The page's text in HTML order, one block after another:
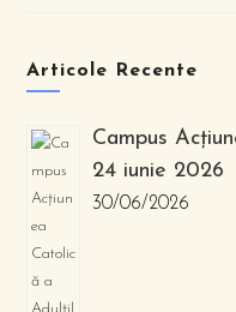
Articole Recente
Campus
24 iunie 2026
30/06/2026